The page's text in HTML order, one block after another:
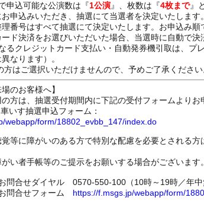
申込可能な公演数は『1公演』、枚数は『4枚まで』
お申込みいただき、抽選にて当選者を決定いたします。
理番号はすべて抽選にて決定いたします。お申込み順
ード決済をお選びいただいた場合、当選時に自動で決
るクレジットカード支払い・自動発券機引取は、
なります）。
はご選択いただけませんので、予めご了承ください
のお客様へ】
方は、抽選受付期間内に下記の受付フォームよりお
いす抽選申込フォーム：
webapp/form/18802_evbb_147/index.do
覚等に障がいのある方で特別な配慮を必要とされる
い者手帳等のご提示をお願いする場合がございます。
問合せダイヤル 0570-550-100（10時～19時／年中
問合せフォーム https://f.msgs.jp/webapp/form/